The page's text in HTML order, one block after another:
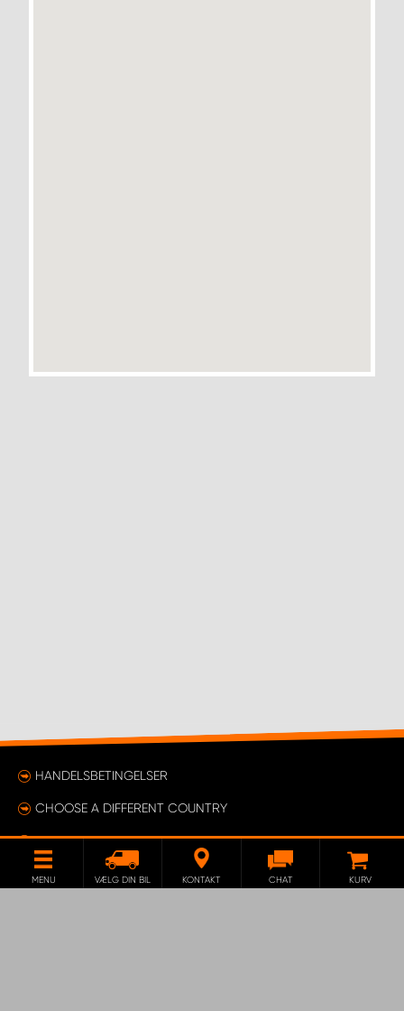
HANDELSBETINGELSER
CHOOSE A DIFFERENT COUNTRY
COOKIE DECLARATION
ÆNDRE DIT SAMTYKKE
MENU VÆLG DIN BIL KONTAKT CHAT KURV